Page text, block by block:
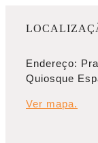
Endereço:
Quiosque
Ver mapa.